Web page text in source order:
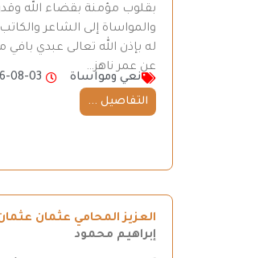
بقلوب مؤمنة بقضاء الله
والمواساة إلى الشاعر
له بإذن الله تعالى عبدي
عن عمر ناهز…
نعي ومواساة
08-03
التفاصيل ...
العزيز المحامي عثمان
إبراهيم محمود